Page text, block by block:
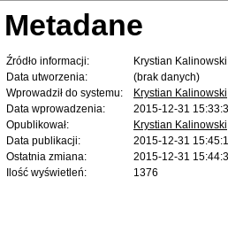
Metadane
Źródło informacji:
Krystian Kalinowski
Data utworzenia:
(brak danych)
Wprowadził do systemu:
Krystian Kalinowski
Data wprowadzenia:
2015-12-31
Opublikował:
Krystian Kalinowski
Data publikacji:
2015-12-31
Ostatnia zmiana:
2015-12-31
Ilość wyświetleń:
1376